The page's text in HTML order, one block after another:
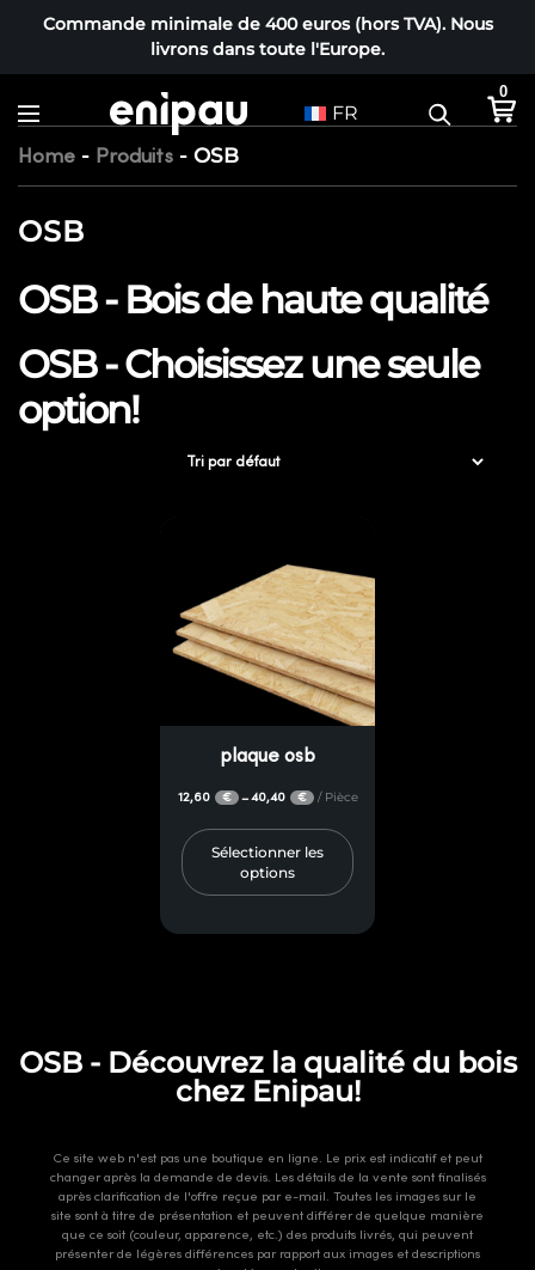
Commande minimale de 400 euros (hors TVA). Nous
livrons dans toute l'Europe.
FR
0
Home - Produits - OSB
OSB
OSB - Bois de haute qualité
OSB - Choisissez une seule
option!
plaque osb
12,60 € –40,40 € / Pièce
Sélectionner les
options
OSB - Découvrez la qualité du bois
chez Enipau!
Ce site web n'est pas une boutique en ligne. Le prix est indicatif et peut
changer après la demande de devis. Les détails de la vente sont finalisés
après clarification de l'offre reçue par e-mail. Toutes les images sur le
site sont à titre de présentation et peuvent différer de quelque manière
que ce soit (couleur, apparence, etc.) des produits livrés, qui peuvent
présenter de légères différences par rapport aux images et descriptions